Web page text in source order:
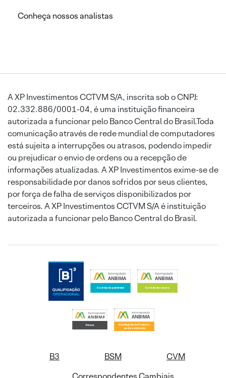
Conheça nossos analistas
A XP Investimentos CCTVM S/A, inscrita sob o CNPJ:
02.332.886/0001-04, é uma instituição financeira
autorizada a funcionar pelo Banco Central do Brasil.Toda
comunicação através de rede mundial de computadores
está sujeita a interrupções ou atrasos, podendo impedir
ou prejudicar o envio de ordens ou a recepção de
informações atualizadas. A XP Investimentos exime-se de
responsabilidade por danos sofridos por seus clientes,
por força de falha de serviços disponibilizados por
terceiros. A XP Investimentos CCTVM S/A é instituição
autorizada a funcionar pelo Banco Central do Brasil.
B3 BSM
CVM